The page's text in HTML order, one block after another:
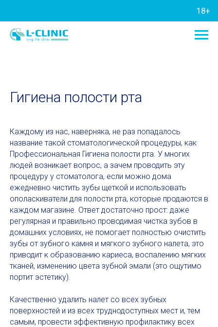
Гигиена полости рта
Каждому из нас, наверняка, не раз попадалось
название такой стоматологической процедуры, как
Профессиональная Гигиена полости рта. У многих
людей возникает вопрос, а зачем проводить эту
процедуру у стоматолога, если можно дома
ежедневно чистить зубы щеткой и использовать
ополаскиватели для полости рта, которые продаются в
каждом магазине. Ответ достаточно прост: даже
регулярная и правильно проводимая чистка зубов в
домашних условиях, не помогает полностью очистить
зубы от зубного камня и мягкого зубного налета, это
приводит к образованию кариеса, воспалению мягких
тканей, изменению цвета зубной эмали (это ощутимо
портит эстетику).
Качественно удалить налет со всех зубных
поверхностей и из всех труднодоступных мест и, тем
самым, провести эффективную профилактику всех